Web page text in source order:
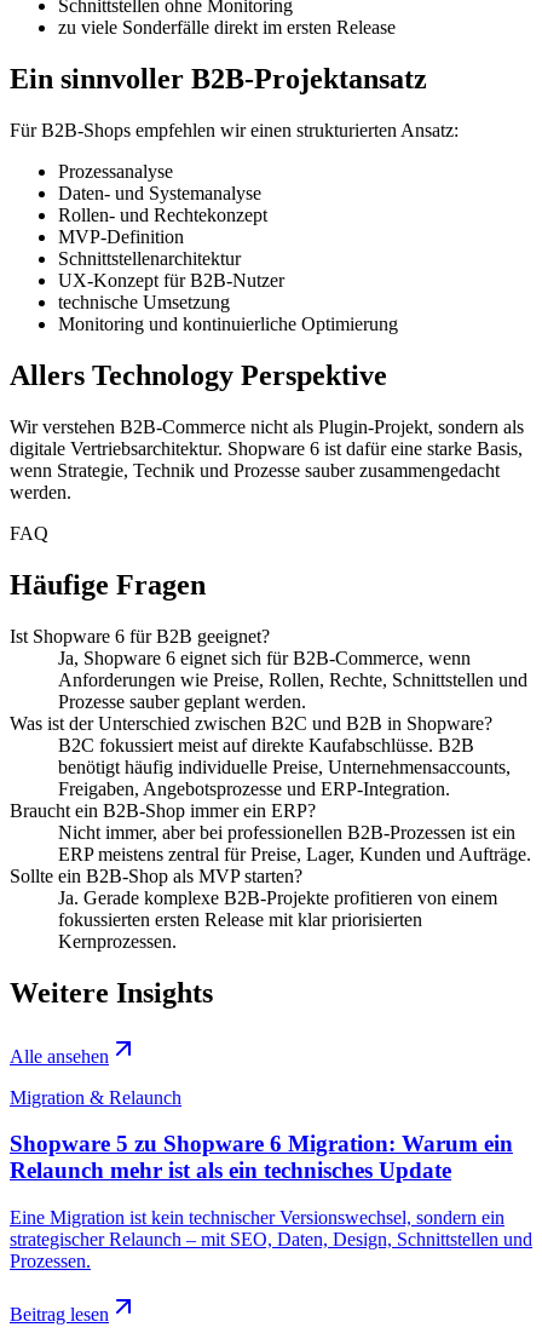
Schnittstellen ohne Monitoring
zu viele Sonderfälle direkt im ersten Release
Ein sinnvoller B2B-Projektansatz
Für B2B-Shops empfehlen wir einen strukturierten Ansatz:
Prozessanalyse
Daten- und Systemanalyse
Rollen- und Rechtekonzept
MVP-Definition
Schnittstellenarchitektur
UX-Konzept für B2B-Nutzer
technische Umsetzung
Monitoring und kontinuierliche Optimierung
Allers Technology Perspektive
Wir verstehen B2B-Commerce nicht als Plugin-Projekt, sondern als
digitale Vertriebsarchitektur. Shopware 6 ist dafür eine starke Basis,
wenn Strategie, Technik und Prozesse sauber zusammengedacht
werden.
FAQ
Häufige Fragen
Ist Shopware 6 für B2B geeignet?
Ja, Shopware 6 eignet sich für B2B-Commerce, wenn
Anforderungen wie Preise, Rollen, Rechte, Schnittstellen und
Prozesse sauber geplant werden.
Was ist der Unterschied zwischen B2C und B2B in Shopware?
B2C fokussiert meist auf direkte Kaufabschlüsse. B2B
benötigt häufig individuelle Preise, Unternehmensaccounts,
Freigaben, Angebotsprozesse und ERP-Integration.
Braucht ein B2B-Shop immer ein ERP?
Nicht immer, aber bei professionellen B2B-Prozessen ist ein
ERP meistens zentral für Preise, Lager, Kunden und Aufträge.
Sollte ein B2B-Shop als MVP starten?
Ja. Gerade komplexe B2B-Projekte profitieren von einem
fokussierten ersten Release mit klar priorisierten
Kernprozessen.
Weitere Insights
Alle ansehen
Migration & Relaunch
Shopware 5 zu Shopware 6 Migration: Warum ein
Relaunch mehr ist als ein technisches Update
Eine Migration ist kein technischer Versionswechsel, sondern ein
strategischer Relaunch – mit SEO, Daten, Design, Schnittstellen und
Prozessen.
Beitrag lesen